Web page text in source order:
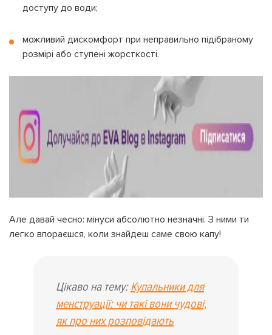
доступу до води;
можливий дискомфорт при неправильно підібраному
розмірі або ступені жорсткості.
Але давай чесно: мінуси абсолютно незначні. З ними ти
легко впораєшся, коли знайдеш саме свою капу!
Цікаво на тему:Купальники для
менструації: чи такі вони чудові,
як про них розповідають